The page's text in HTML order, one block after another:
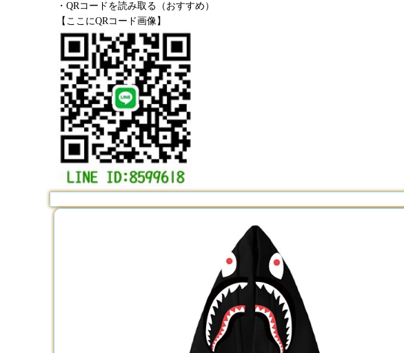
・QRコードを読み取る（おすすめ）
【ここにQRコード画像】